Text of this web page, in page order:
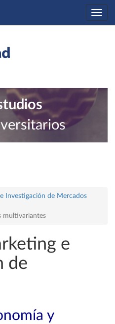
Investigación de Mercados
multivariantes
e
de
y